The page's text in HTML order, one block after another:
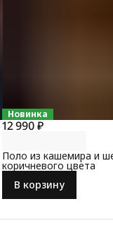
Новинка
12 990 ₽
Поло из кашемира и
коричневого цвета
В корзину